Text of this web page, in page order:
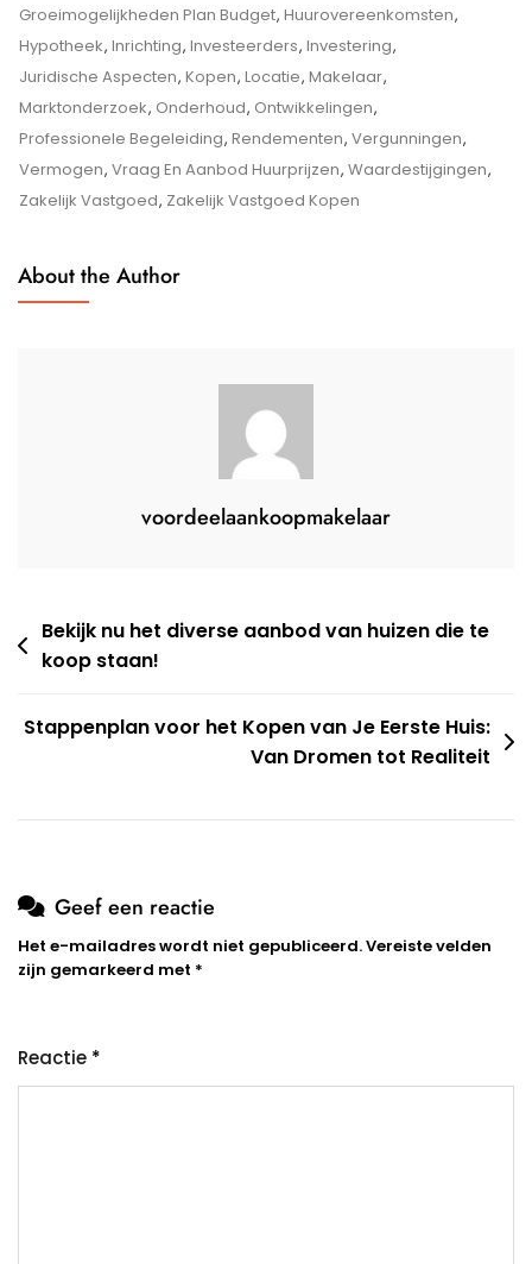
Het
Kopen
Van
Zakelijk
Vastgoed:
Waar
Moet
Groeimogelijkheden Plan Budget, Huurovereenkomsten,
Hypotheek, Inrichting, Investeerders, Investering,
Juridische Aspecten, Kopen, Locatie, Makelaar,
Marktonderzoek, Onderhoud, Ontwikkelingen,
Professionele Begeleiding, Rendementen, Vergunningen,
Vermogen, Vraag En Aanbod Huurprijzen, Waardestijgingen,
Zakelijk Vastgoed, Zakelijk Vastgoed Kopen
About the Author
voordeelaankoopmakelaar
Berichtnavigatie
Bekijk nu het diverse aanbod van huizen die te
koop staan!
Stappenplan voor het Kopen van Je Eerste Huis:
Van Dromen tot Realiteit
Geef een reactie
Het e-mailadres wordt niet gepubliceerd.Vereiste velden
zijn gemarkeerd met *
Reactie *